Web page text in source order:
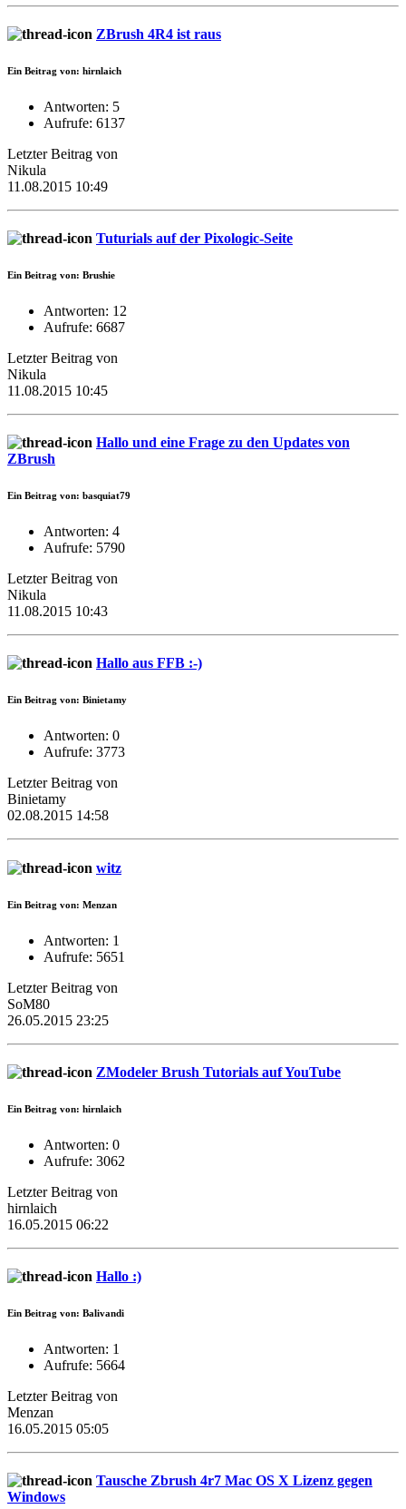
ZBrush 4R4 ist raus
Ein Beitrag von: hirnlaich
Antworten: 5
Aufrufe: 6137
Letzter Beitrag von
Nikula
11.08.2015 10:49
Tuturials auf der Pixologic-Seite
Ein Beitrag von: Brushie
Antworten: 12
Aufrufe: 6687
Letzter Beitrag von
Nikula
11.08.2015 10:45
Hallo und eine Frage zu den Updates von
ZBrush
Ein Beitrag von: basquiat79
Antworten: 4
Aufrufe: 5790
Letzter Beitrag von
Nikula
11.08.2015 10:43
Hallo aus FFB :-)
Ein Beitrag von: Binietamy
Antworten: 0
Aufrufe: 3773
Letzter Beitrag von
Binietamy
02.08.2015 14:58
witz
Ein Beitrag von: Menzan
Antworten: 1
Aufrufe: 5651
Letzter Beitrag von
SoM80
26.05.2015 23:25
ZModeler Brush Tutorials auf YouTube
Ein Beitrag von: hirnlaich
Antworten: 0
Aufrufe: 3062
Letzter Beitrag von
hirnlaich
16.05.2015 06:22
Hallo :)
Ein Beitrag von: Balivandi
Antworten: 1
Aufrufe: 5664
Letzter Beitrag von
Menzan
16.05.2015 05:05
Tausche Zbrush 4r7 Mac OS X Lizenz gegen
Windows